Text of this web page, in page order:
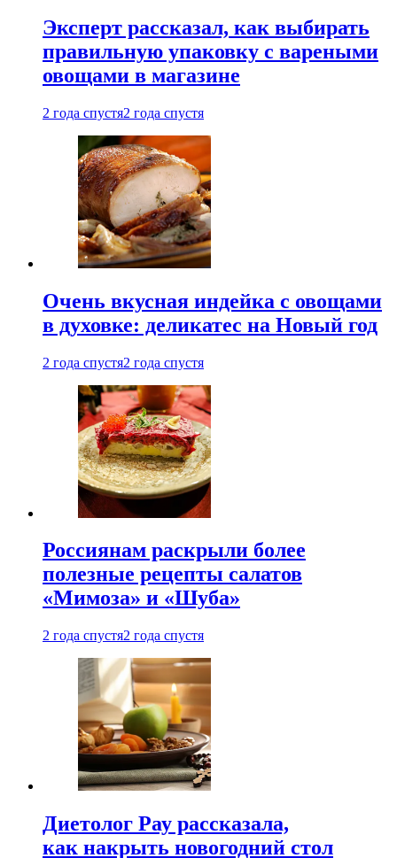
Эксперт рассказал, как выбирать
правильную упаковку с вареными
овощами в магазине
2 года спустя2 года спустя
Очень вкусная индейка с овощами
в духовке: деликатес на Новый год
2 года спустя2 года спустя
Россиянам раскрыли более
полезные рецепты салатов
«Мимоза» и «Шуба»
2 года спустя2 года спустя
Диетолог Рау рассказала,
как накрыть новогодний стол